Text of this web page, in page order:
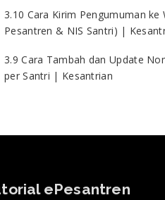
3.10 Cara Kirim Pengumuman ke
Pesantren & NIS Santri) |
3.9 Cara Tambah dan Update
per Santri | Kesantrian
ePesantren